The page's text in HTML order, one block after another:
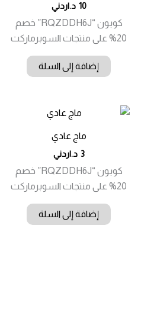
10 د.اردني
كوبون “RQZDDH6J” خصم
20% على منتجات السوبرماركت
إضافة إلى السلة
ماج عادي
3 د.اردني
كوبون “RQZDDH6J” خصم
20% على منتجات السوبرماركت
إضافة إلى السلة